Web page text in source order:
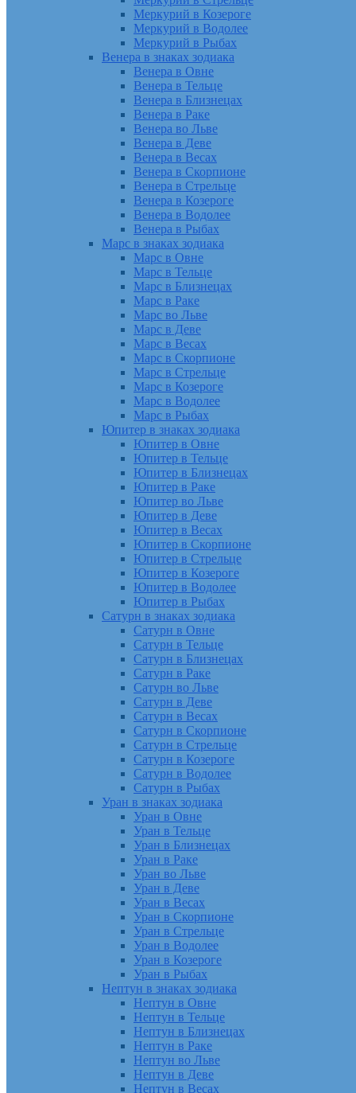
Меркурий в Козероге
Меркурий в Водолее
Меркурий в Рыбах
Венера в знаках зодиака
Венера в Овне
Венера в Тельце
Венера в Близнецах
Венера в Раке
Венера во Льве
Венера в Деве
Венера в Весах
Венера в Скорпионе
Венера в Стрельце
Венера в Козероге
Венера в Водолее
Венера в Рыбах
Марс в знаках зодиака
Марс в Овне
Марс в Тельце
Марс в Близнецах
Марс в Раке
Марс во Льве
Марс в Деве
Марс в Весах
Марс в Скорпионе
Марс в Стрельце
Марс в Козероге
Марс в Водолее
Марс в Рыбах
Юпитер в знаках зодиака
Юпитер в Овне
Юпитер в Тельце
Юпитер в Близнецах
Юпитер в Раке
Юпитер во Льве
Юпитер в Деве
Юпитер в Весах
Юпитер в Скорпионе
Юпитер в Стрельце
Юпитер в Козероге
Юпитер в Водолее
Юпитер в Рыбах
Сатурн в знаках зодиака
Сатурн в Овне
Сатурн в Тельце
Сатурн в Близнецах
Сатурн в Раке
Сатурн во Льве
Сатурн в Деве
Сатурн в Весах
Сатурн в Скорпионе
Сатурн в Стрельце
Сатурн в Козероге
Сатурн в Водолее
Сатурн в Рыбах
Уран в знаках зодиака
Уран в Овне
Уран в Тельце
Уран в Близнецах
Уран в Раке
Уран во Льве
Уран в Деве
Уран в Весах
Уран в Скорпионе
Уран в Стрельце
Уран в Водолее
Уран в Козероге
Уран в Рыбах
Нептун в знаках зодиака
Нептун в Овне
Нептун в Тельце
Нептун в Близнецах
Нептун в Раке
Нептун во Льве
Нептун в Деве
Нептун в Весах